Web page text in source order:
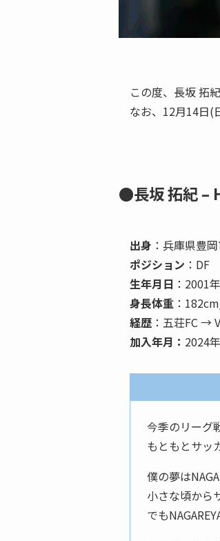
この度、長坂 拓
なお、12月14日(
●長坂 拓紀 –
出身 ：兵庫県豊
ポジション ：DF
生年月日 ：2001
身長体重 ：
経歴 ：五荘FC →
加入年月： 2024
今季のリーグ
もともとサッ
僕の夢は
小さな頃から
でも